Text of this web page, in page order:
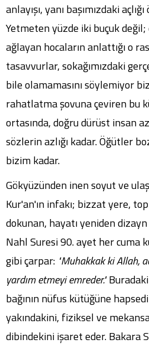
anlayışı, yanı başımızdaki
Yetmeten yüzde iki buçuk
ağlayan hocaların anlattığı o
tasavvurlar, sokağımızdaki
bile olamamasını söylemiyor
rahatlatma şovuna çeviren bu
ortasında, doğru dürüst insan
sözlerin azlığı kadar. Öğütler
bizim kadar.
Gökyüzünden inen soyut ve
Kur'an'ın infakı; bizzat yere,
dokunan, hayatı yeniden
Nahl Suresi 90. ayet her cuma
gibi çarpar: "Muhakkak ki Allah,
yardım etmeyi emreder."Buradaki
bağının nüfus kütüğüne
yakındakini, fiziksel ve
dibindekini işaret eder. Bakara